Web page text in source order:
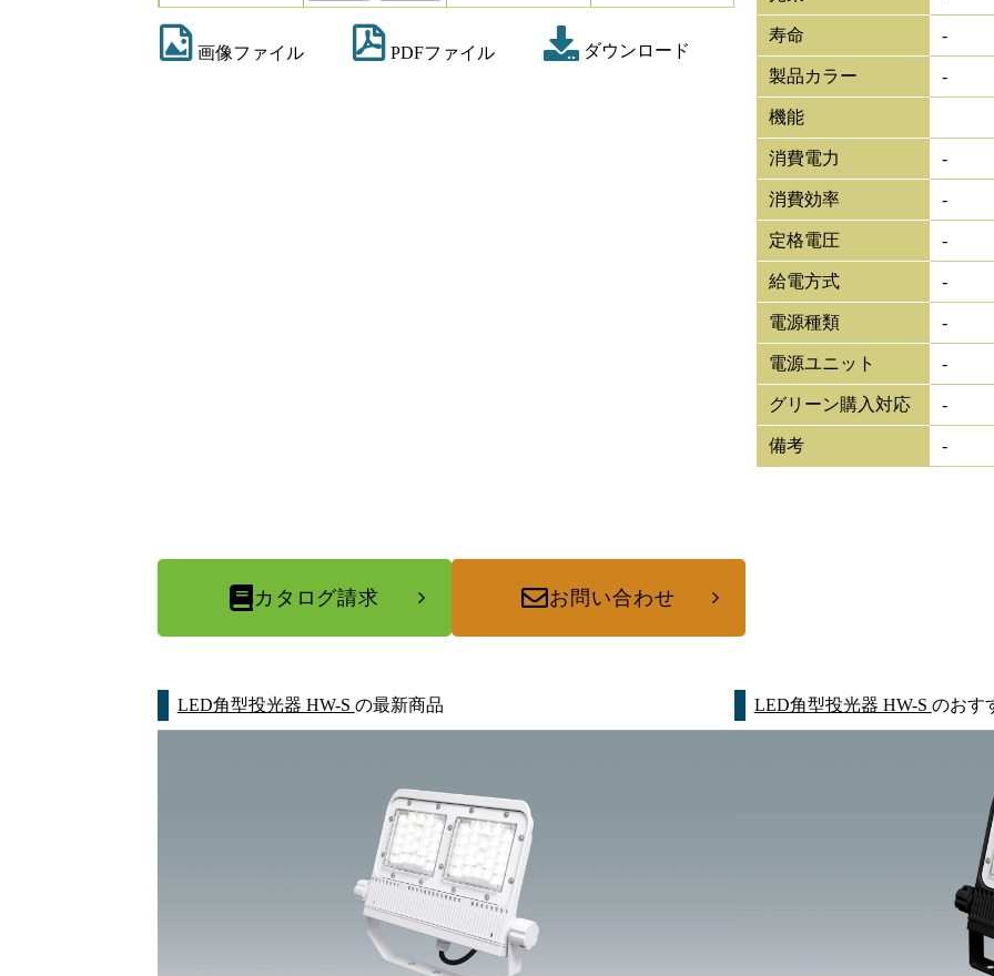
画像ファイル PDFファイル ダウンロード
寿命 -
製品カラー -
機能
消費電力 -
消費効率 -
定格電圧 -
給電方式 -
電源種類 -
電源ユニット -
グリーン購入対応 -
備考 -
カタログ請求 お問い合わせ
LED角型投光器 HW-S の最新商品 LED角型投光器 HW-S のおす